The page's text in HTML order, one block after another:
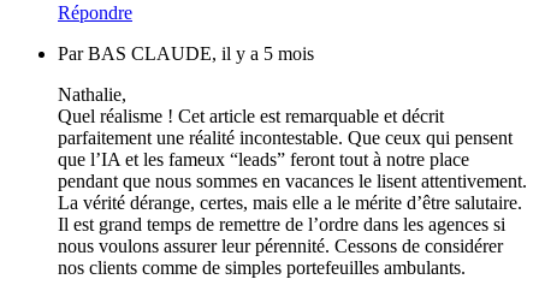
Répondre
Par BAS CLAUDE, il y a 5 mois
Nathalie,
Quel réalisme ! Cet article est remarquable et décrit
parfaitement une réalité incontestable. Que ceux qui pensent
que l’IA et les fameux “leads” feront tout à notre place
pendant que nous sommes en vacances le lisent attentivement.
La vérité dérange, certes, mais elle a le mérite d’être salutaire.
Il est grand temps de remettre de l’ordre dans les agences si
nous voulons assurer leur pérennité. Cessons de considérer
nos clients comme de simples portefeuilles ambulants.